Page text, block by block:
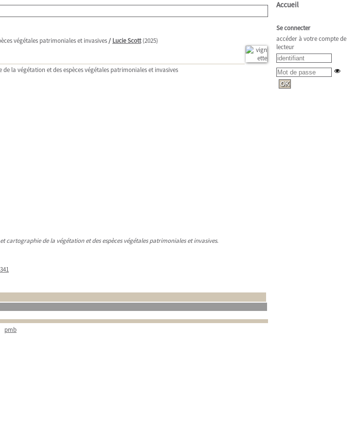
végétales patrimoniales et invasives/ Lucie Scott(2025)
la végétation et des espèces végétales patrimoniales et invasives
cartographie de la végétation et des espèces végétales patrimoniales et invasives.
pmb
Accueil
Se connecter
accéder à votre compte de
lecteur